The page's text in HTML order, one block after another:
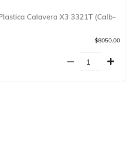
Calavera X3 3321T (Calb-
$8050.00